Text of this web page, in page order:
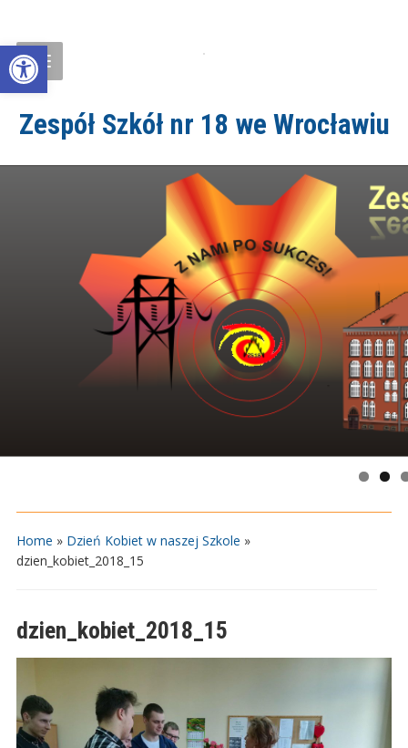
Open toolbar
Zespół Szkół nr 18 we Wrocławiu
Home » Dzień Kobiet w naszej Szkole »
dzien_kobiet_2018_15
dzien_kobiet_2018_15